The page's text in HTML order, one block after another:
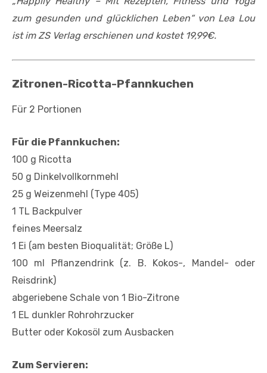
zum gesunden und glücklichen Leben“ von Lea Lou
ist im ZS Verlag erschienen und kostet 19,99€.
Zitronen-Ricotta-Pfannkuchen
Für 2 Portionen
Für die Pfannkuchen:
100 g Ricotta
50 g Dinkelvollkornmehl
25 g Weizenmehl (Type 405)
1 TL Backpulver
feines Meersalz
1 Ei (am besten Bioqualität; Größe L)
100 ml Pflanzendrink (z. B. Kokos-, Mandel- oder
Reisdrink)
abgeriebene Schale von 1 Bio-Zitrone
1 EL dunkler Rohrohrzucker
Butter oder Kokosöl zum Ausbacken
Zum Servieren: